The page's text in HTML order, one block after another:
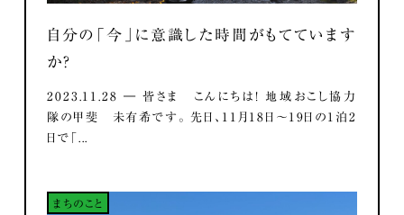
自分の「今」に意識した時間がもてています
か？
2023.11.28 ― 皆さま こんにちは！ 地域おこし協力
隊の甲斐 未有希です。 先日、11月18日～19日の1泊2
日で「...
まちのこと